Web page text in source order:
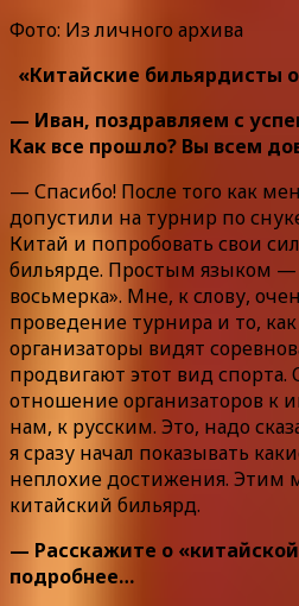
Фото: Из личного архива
«Китайские бильярдисты
— Иван, поздравляем с
Как все прошло? Вы всем
— Спасибо! После того как
допустили на турнир по
Китай и попробовать свои
бильярде. Простым языком —
восьмерка». Мне, к слову,
проведение турнира и то,
организаторы видят
продвигают этот вид спорта.
отношение организаторов к
нам, к русским. Это, надо
я сразу начал показывать
неплохие достижения. Этим
китайский бильярд.
— Расскажите о
подробнее…